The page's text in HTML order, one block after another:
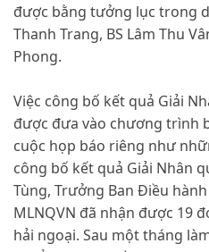
được bằng tưởng lục trong
Thanh Trang, BS Lâm Thu
Phong.
Việc công bố kết quả Giải
được đưa vào chương trình
cuộc họp báo riêng như
công bố kết quả Giải Nhân
Tùng, Trưởng Ban Điều
MLNQVN đã nhận được 19
hải ngoại. Sau một tháng